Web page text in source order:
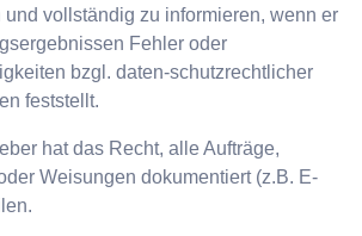
und vollständig zu informieren, wenn er
Fehler oder
bzgl. daten-schutzrechtlicher
feststellt.
hat das Recht, alle Aufträge,
Weisungen dokumentiert (z.B. E-